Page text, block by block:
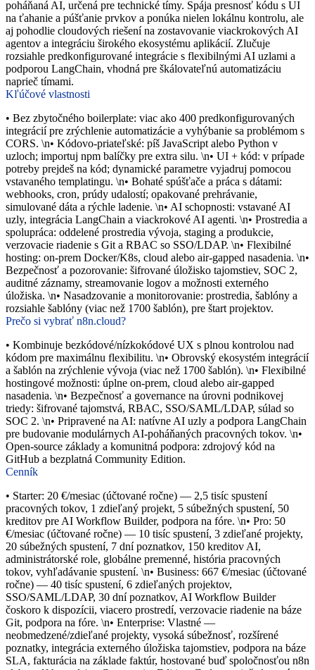
poháňaná AI, určená pre technické tímy. Spája presnosť kódu s UI
na ťahanie a púšťanie prvkov a ponúka nielen lokálnu kontrolu, ale
aj pohodlie cloudových riešení na zostavovanie viackrokových AI
agentov a integráciu širokého ekosystému aplikácií. Zlučuje
rozsiahle predkonfigurované integrácie s flexibilnými AI uzlami a
podporou LangChain, vhodná pre škálovateľnú automatizáciu
naprieč tímami.
Kľúčové vlastnosti
• Bez zbytočného boilerplate: viac ako 400 predkonfigurovaných
integrácií pre zrýchlenie automatizácie a vyhýbanie sa problémom s
CORS. \n• Kódovo-priateľské: píš JavaScript alebo Python v
uzloch; importuj npm balíčky pre extra silu. \n• UI + kód: v prípade
potreby prejdeš na kód; dynamické parametre vyjadruj pomocou
vstavaného templatingu. \n• Bohaté spúšťače a práca s dátami:
webhooks, cron, prúdy udalostí; opakované prehrávanie,
simulované dáta a rýchle ladenie. \n• AI schopnosti: vstavané AI
uzly, integrácia LangChain a viackrokové AI agenti. \n• Prostredia a
spolupráca: oddelené prostredia vývoja, staging a produkcie,
verzovacie riadenie s Git a RBAC so SSO/LDAP. \n• Flexibilné
hosting: on-prem Docker/K8s, cloud alebo air-gapped nasadenia. \n•
Bezpečnosť a pozorovanie: šifrované úložisko tajomstiev, SOC 2,
auditné záznamy, streamovanie logov a možnosti externého
úložiska. \n• Nasadzovanie a monitorovanie: prostredia, šablóny a
rozsiahle šablóny (viac než 1700 šablón), pre štart projektov.
Prečo si vybrať n8n.cloud?
• Kombinuje bezkódové/nízkokódové UX s plnou kontrolou nad
kódom pre maximálnu flexibilitu. \n• Obrovský ekosystém integrácií
a šablón na zrýchlenie vývoja (viac než 1700 šablón). \n• Flexibilné
hostingové možnosti: úplne on-prem, cloud alebo air-gapped
nasadenia. \n• Bezpečnosť a governance na úrovni podnikovej
triedy: šifrované tajomstvá, RBAC, SSO/SAML/LDAP, súlad so
SOC 2. \n• Pripravené na AI: natívne AI uzly a podpora LangChain
pre budovanie modulárnych AI-poháňaných pracovných tokov. \n•
Open-source základy a komunitná podpora: zdrojový kód na
GitHub a bezplatná Community Edition.
Cenník
• Starter: 20 €/mesiac (účtované ročne) — 2,5 tisíc spustení
pracovných tokov, 1 zdieľaný projekt, 5 súbežných spustení, 50
kreditov pre AI Workflow Builder, podpora na fóre. \n• Pro: 50
€/mesiac (účtované ročne) — 10 tisíc spustení, 3 zdieľané projekty,
20 súbežných spustení, 7 dní poznatkov, 150 kreditov AI,
administrátorské role, globálne premenné, história pracovných
tokov, vyhľadávanie spustení. \n• Business: 667 €/mesiac (účtované
ročne) — 40 tisíc spustení, 6 zdieľaných projektov,
SSO/SAML/LDAP, 30 dní poznatkov, AI Workflow Builder
čoskoro k dispozícii, viacero prostredí, verzovacie riadenie na báze
Git, podpora na fóre. \n• Enterprise: Vlastné —
neobmedzené/zdieľané projekty, vysoká súbežnosť, rozšírené
poznatky, integrácia externého úložiska tajomstiev, podpora na báze
SLA, fakturácia na základe faktúr, hostované buď spoločnosťou n8n